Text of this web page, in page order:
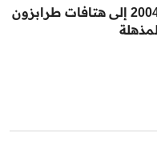
رحلة نجاح مو: من دوري المدارس 2004 إلى هتافات طرابزون